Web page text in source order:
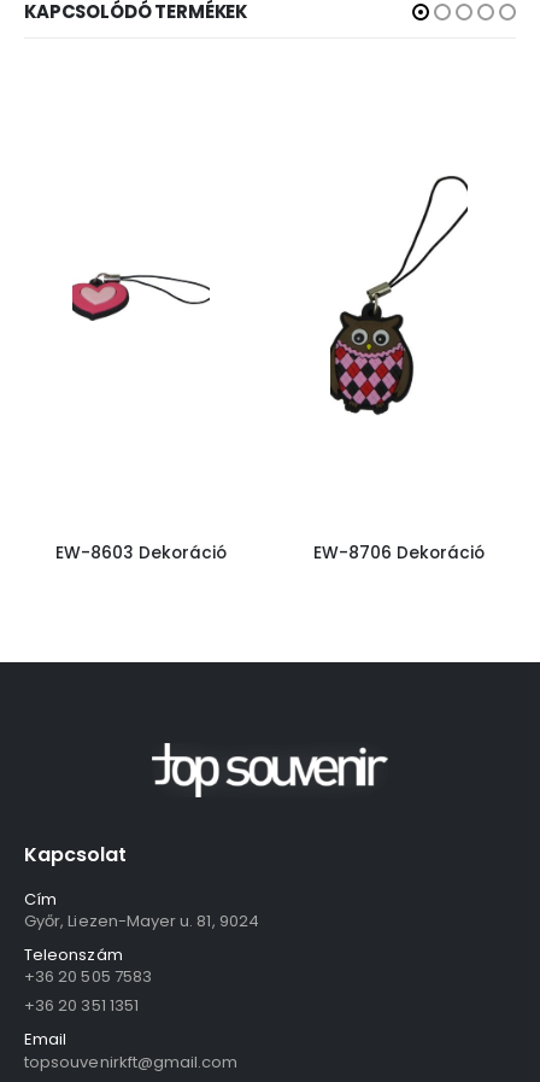
KAPCSOLÓDÓ TERMÉKEK
EW-8603 Dekoráció EW-8706 Dekoráció
Kapcsolat
Cím
Győr, Liezen-Mayer u. 81, 9024
Teleonszám
+36 20 505 7583
+36 20 351 1351
Email
topsouvenirkft@gmail.com